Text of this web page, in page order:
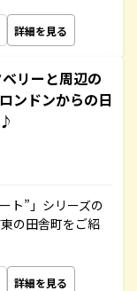
詳細を見る
リーと周辺の
ンドンからの日
ト”」シリーズの
の田舎町をご紹
詳細を見る